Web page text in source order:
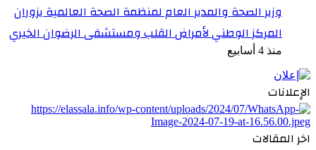
وزير الصحة والمدير العام لمنظمة الصحة العالمية يزوران
المركز الوطني لأمراض القلب ومستشفى الرضوان الخيري
منذ 4 أسابيع
الإعلانات
اخر المقالات